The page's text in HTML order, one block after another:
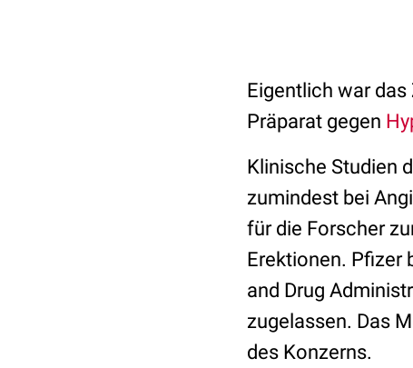
Eigentlich war das
Präparat gegen
Klinische Studien
zumindest bei
für die Forscher
Erektionen. Pfizer
and Drug
zugelassen. Das
des Konzerns.